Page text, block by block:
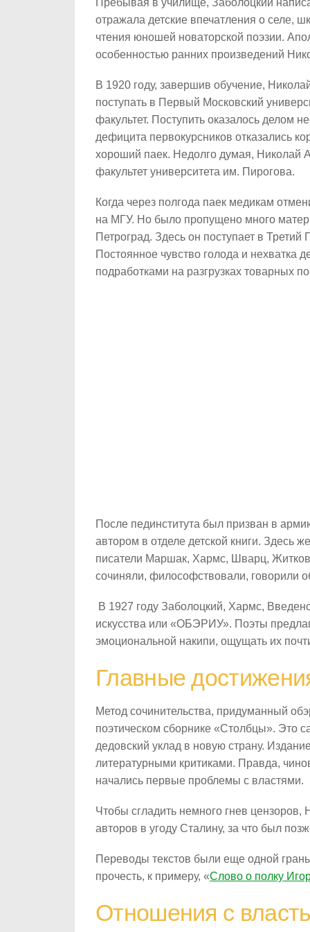
Пребывая в училище, Заболоцкий
отражала детские впечатления о селе,
чтения юношей новаторской поэзии.
особенностью ранних произведений
В 1920 году, завершив обучение,
поступать в Первый Московский
факультет. Поступить оказалось делом
дефицита первокурсников отказались
хороший паек. Недолго думая, Николай
факультет университета им. Пирогова.
Когда через полгода паек медикам
на МГУ. Но было пропущено много
Петроград. Здесь он поступает в Третий
Постоянное чувство голода и нехватка
подработками на разгрузках товарных
После пединститута был призван в
автором в отделе детской книги.
писатели Маршак, Хармс, Шварц, Житков
сочиняли, философствовали, говорили
В 1927 году Заболоцкий, Хармс,
искусства или «ОБЭРИУ». Поэты
эмоциональной накипи, ощущать их
Главные
Метод сочинительства, придуманный
поэтическом сборнике «Столбцы». Это
дедовский уклад в новую страну.
литературными критиками. Правда,
начались первые проблемы с властями.
Чтобы сгладить немного гнев цензоров,
авторов в угоду Сталину, за что был
Переводы текстов были еще одной
прочесть, к примеру, «Слово о полку
Отношения с